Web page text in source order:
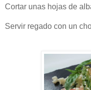
Cortar unas hojas de
Servir regado con un